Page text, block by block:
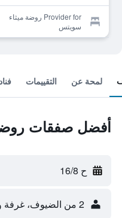
Provider for روضة ميثاء
سويتس
لمحة عن التقييمات
أفضل صفقات
ح 16/8
2 من الضيوف، غرفة واحدة